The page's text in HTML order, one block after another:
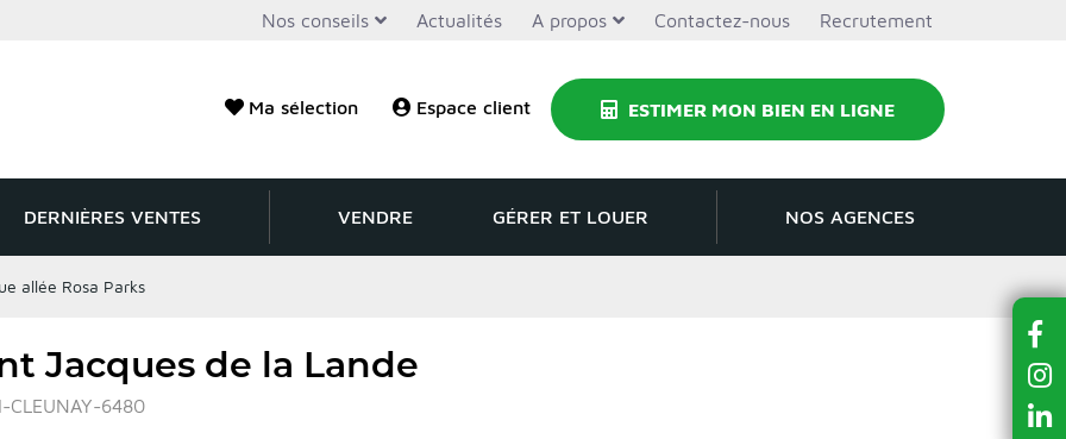
Nos conseils Actualités A propos Contactez-nous Recrutement
Ma sélection Espace client ESTIMER MON BIEN EN LIGNE
DERNIÈRES VENTES VENDRE GÉRER ET LOUER NOS AGENCES
allée Rosa Parks
Jacques de la Lande
CLEUNAY-6480